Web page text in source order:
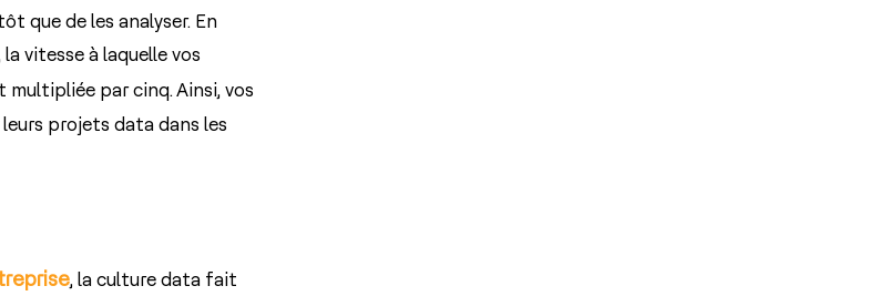
que de les analyser. En
vitesse à laquelle vos
multipliée par cinq. Ainsi, vos
projets data dans les
, la culture data fait